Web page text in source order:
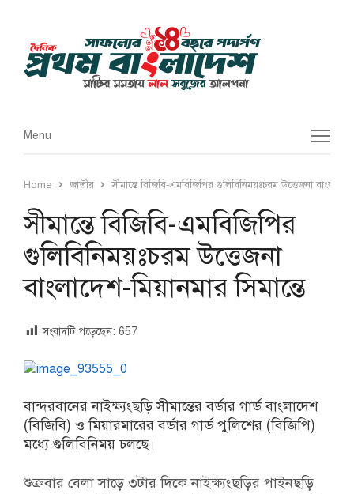
Menu
Menu
Home জাতীয় সীমান্তে বিজিবি-এমবিজিপির গুলিবিনিময়ঃচরম উত্তেজনা বাংলাদেশ-
সীমান্তে বিজিবি-এমবিজিপির
গুলিবিনিময়ঃচরম উত্তেজনা
বাংলাদেশ-মিয়ানমার সিমান্তে
সংবাদটি পড়েছেন: 657
বান্দরবানের নাইক্ষ্যংছড়ি সীমান্তের বর্ডার গার্ড বাংলাদেশ
(বিজিবি) ও মিয়ারমারের বর্ডার গার্ড পুলিশের (বিজিপি)
মধ্যে গুলিবিনিময় চলছে।
শুক্রবার বেলা সাড়ে ৩টার দিকে নাইক্ষ্যংছড়ির পাইনছড়ি